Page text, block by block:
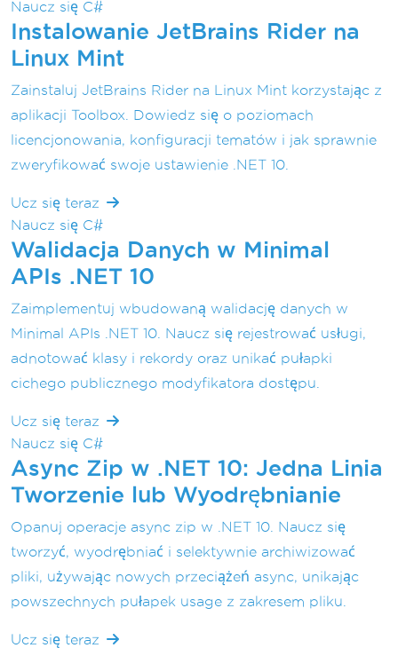
Naucz się C#
Instalowanie JetBrains Rider na
Linux Mint
Zainstaluj JetBrains Rider na Linux Mint korzystając z
aplikacji Toolbox. Dowiedz się o poziomach
licencjonowania, konfiguracji tematów i jak sprawnie
zweryfikować swoje ustawienie .NET 10.
Ucz się teraz
Naucz się C#
Walidacja Danych w Minimal
APIs .NET 10
Zaimplementuj wbudowaną walidację danych w
Minimal APIs .NET 10. Naucz się rejestrować usługi,
adnotować klasy i rekordy oraz unikać pułapki
cichego publicznego modyfikatora dostępu.
Ucz się teraz
Naucz się C#
Async Zip w .NET 10: Jedna Linia
Tworzenie lub Wyodrębnianie
Opanuj operacje async zip w .NET 10. Naucz się
tworzyć, wyodrębniać i selektywnie archiwizować
pliki, używając nowych przeciążeń async, unikając
powszechnych pułapek usage z zakresem pliku.
Ucz się teraz